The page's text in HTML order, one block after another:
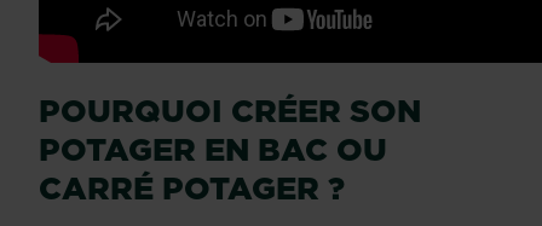
POURQUOI CRÉER SON
POTAGER EN BAC OU
CARRÉ POTAGER ?